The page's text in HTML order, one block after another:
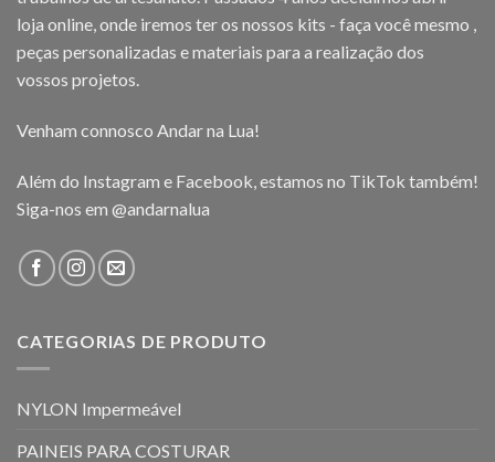
loja online, onde iremos ter os nossos kits - faça você mesmo ,
peças personalizadas e materiais para a realização dos
vossos projetos.
Venham connosco Andar na Lua!
Além do Instagram e Facebook, estamos no TikTok também!
Siga-nos em @andarnalua
CATEGORIAS DE PRODUTO
NYLON Impermeável
PAINEIS PARA COSTURAR